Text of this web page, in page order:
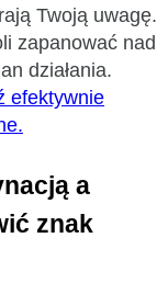
Twoją uwagę.
zapanować nad
działania.
efektywnie
a
znak